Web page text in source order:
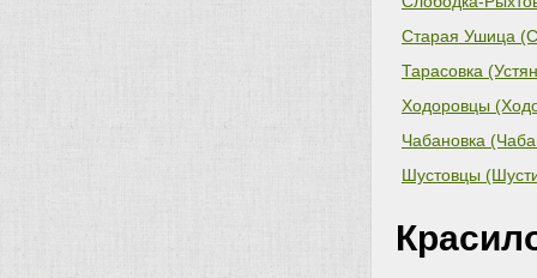
Старая Ушица
Тарасовка
Ходоровцы
Чабановка
Шустовцы